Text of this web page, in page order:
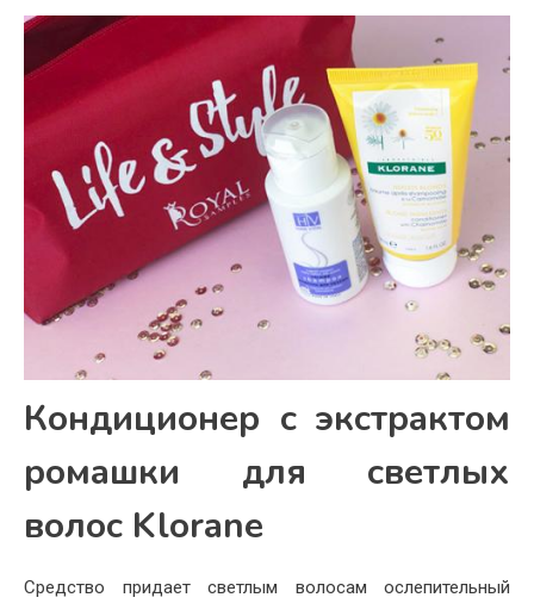
Кондиционер с экстрактом
ромашки для светлых
волос Klorane
Средство придает светлым волосам ослепительный